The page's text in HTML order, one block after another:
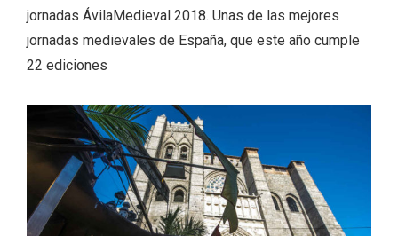
jornadas ÁvilaMedieval 2018. Unas de las mejores
jornadas medievales de España, que este año cumple
22 ediciones
El árbol de Navidad de Fuenterrebollo